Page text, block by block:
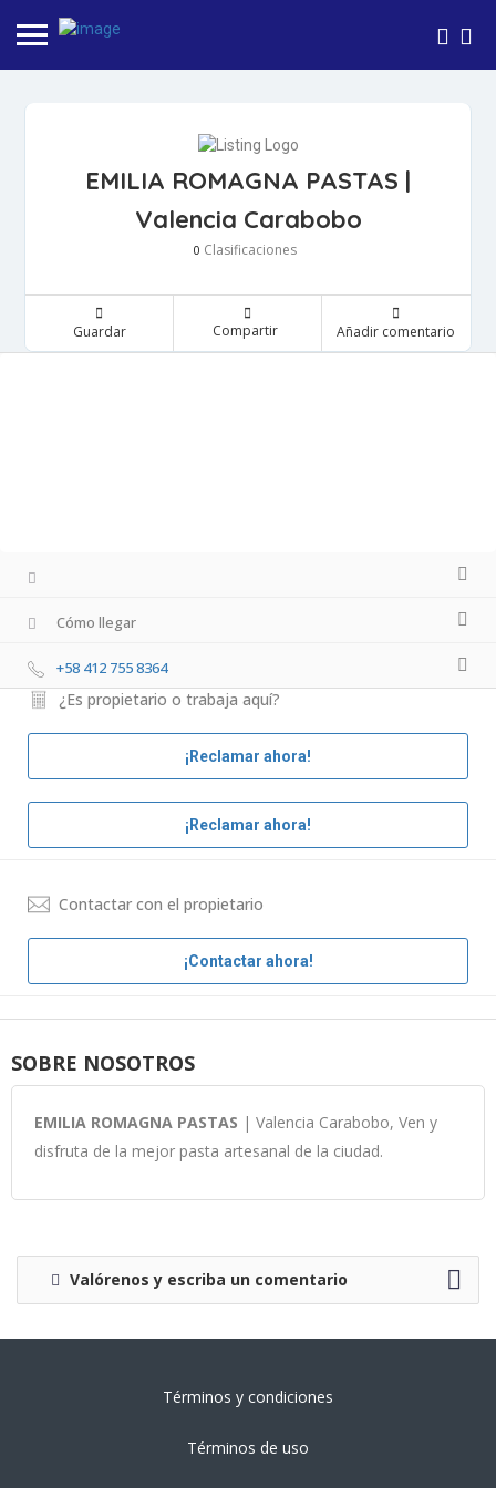
EMILIA ROMAGNA PASTAS |
Valencia Carabobo
0 Clasificaciones
Guardar Compartir Añadir comentario
Cómo llegar
+58 412 755 8364
¿Es propietario o trabaja aquí?
¡Reclamar ahora!
¡Reclamar ahora!
Contactar con el propietario
¡Contactar ahora!
SOBRE NOSOTROS
EMILIA ROMAGNA PASTAS | Valencia Carabobo, Ven y
disfruta de la mejor pasta artesanal de la ciudad.
Valórenos y escriba un comentario
Términos y condiciones
Términos de uso